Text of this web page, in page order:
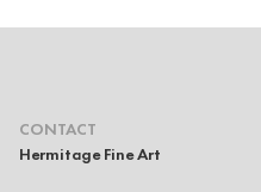
CONTACT
Hermitage Fine Art